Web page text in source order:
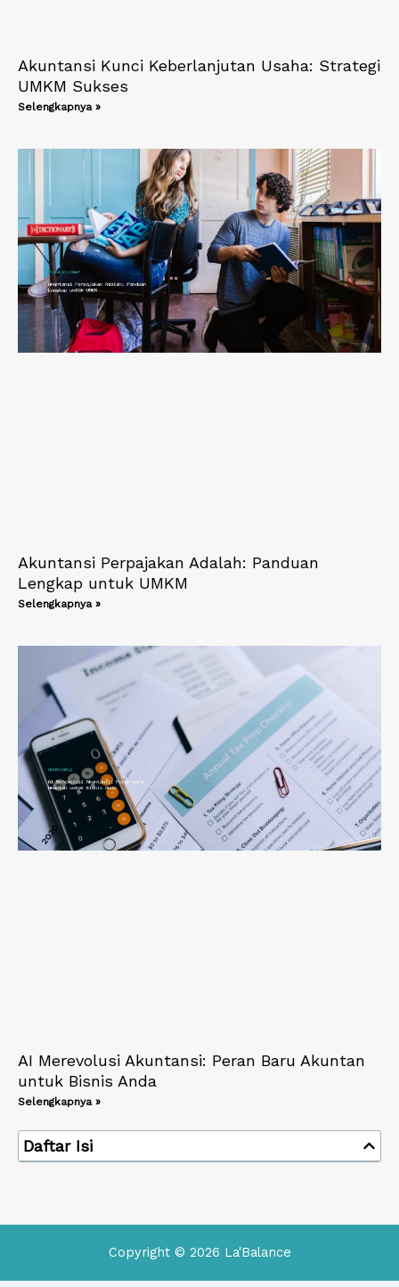
Akuntansi Kunci Keberlanjutan Usaha: Strategi
UMKM Sukses
Selengkapnya »
Akuntansi Perpajakan Adalah: Panduan
Lengkap untuk UMKM
Selengkapnya »
AI Merevolusi Akuntansi: Peran Baru Akuntan
untuk Bisnis Anda
Selengkapnya »
Daftar Isi
Copyright © 2026 La'Balance